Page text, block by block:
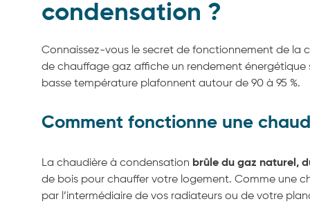
condensation ?
Connaissez-vous le secret de fonctionnement de la
de chauffage gaz affiche un rendement énergétique
basse température plafonnent autour de 90 à 95 %.
Comment fonctionne une
La chaudière à condensation brûle du gaz naturel,
de bois pour chauffer votre logement. Comme une
par l’intermédiaire de vos radiateurs ou de votre